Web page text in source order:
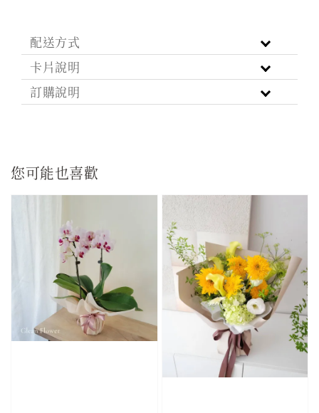
配送方式
卡片說明
訂購說明
您可能也喜歡